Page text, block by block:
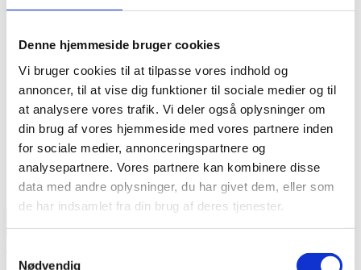
Denne hjemmeside bruger cookies
Vi bruger cookies til at tilpasse vores indhold og
annoncer, til at vise dig funktioner til sociale medier og til
at analysere vores trafik. Vi deler også oplysninger om
din brug af vores hjemmeside med vores partnere inden
for sociale medier, annonceringspartnere og
analysepartnere. Vores partnere kan kombinere disse
data med andre oplysninger, du har givet dem, eller som
de har indsamlet fra din brug af deres tjenester.
Nødvendig
Vores kernefortælling
Kære forældre …
Kære samarbejdspartnere …
Vision og værdier
Love og rammer
Bestyrelsen
Politikker
Caféen
Redskaber
Onboarding
Ledige stillinger
Kontakt